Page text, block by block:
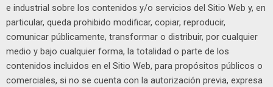
e industrial sobre los contenidos y/o servicios del Sitio Web y, en
particular, queda prohibido modificar, copiar, reproducir,
comunicar públicamente, transformar o distribuir, por cualquier
medio y bajo cualquier forma, la totalidad o parte de los
contenidos incluidos en el Sitio Web, para propósitos públicos o
comerciales, si no se cuenta con la autorización previa, expresa